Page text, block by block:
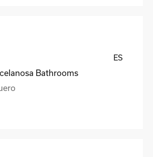
ES
Bathrooms